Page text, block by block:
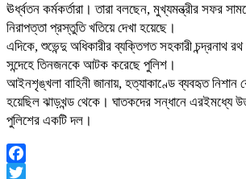
ঊর্ধ্বতন কর্মকর্তারা। তারা বলছেন, মুখ্যমন্ত্রীর সফর
নিরাপত্তা প্রস্তুতি খতিয়ে দেখা হয়েছে।
এদিকে, শুভেন্দু অধিকারীর ব্যক্তিগত সহকারী চন্দ্রনাথ
সন্দেহে তিনজনকে আটক করেছে পুলিশ।
আইনশৃঙ্খলা বাহিনী জানায়, হত্যাকাণ্ডে ব্যবহৃত নিশান
হয়েছিল ঝাড়খন্ড থেকে। ঘাতকদের সন্ধানে এরইমধ্যে
পুলিশের একটি দল।
Facebook